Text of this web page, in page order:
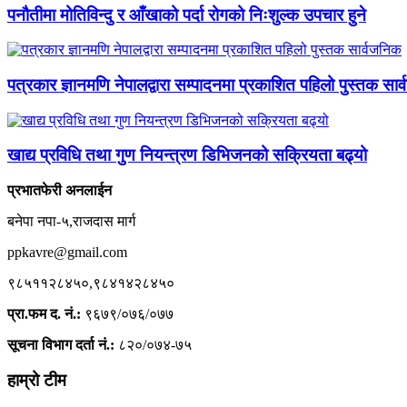
पनौतीमा मोतिविन्दु र आँखाको पर्दा रोगको निःशुल्क उपचार हुने
पत्रकार ज्ञानमणि नेपालद्वारा सम्पादनमा प्रकाशित पहिलो पुस्तक
खाद्य प्रविधि तथा गुण नियन्त्रण डिभिजनको सक्रियता बढ्यो
प्रभातफेरी अनलाईन
बनेपा नपा-५,राजदास मार्ग
ppkavre@gmail.com
९८५११२८४५०,९८४१४२८४५०
प्रा.फम द. नं.: ९६७९/०७६/०७७
सूचना विभाग दर्ता नं.: ८२०/०७४-७५
हाम्रो टीम